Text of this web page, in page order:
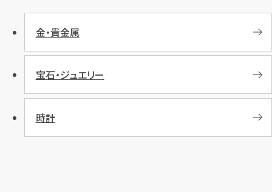
金・貴金属
宝石・ジュエリー
時計